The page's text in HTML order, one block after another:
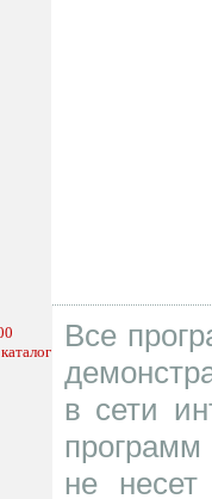
Все
в сети
программ
не